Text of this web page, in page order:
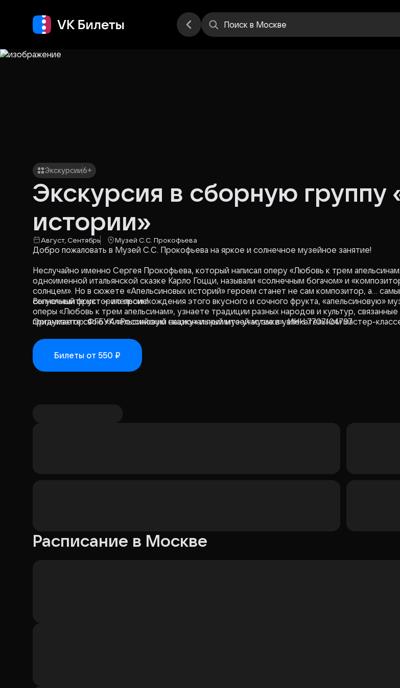
Поиск в Москве
Экскурсии6+
Экскурсия в сборную группу
истории»
Август, Сентябрь Музей С.C. Прокофьева
Добро пожаловать в Музей С.С. Прокофьева на яркое и солнечное музейное занятие!
Неслучайно именно Сергея Прокофьева, который написал оперу «Любовь к трем
одноименной итальянской сказке Карло Гоцци, называли «солнечным богачом» и
солнцем». Но в сюжете «Апельсиновых историй» героем станет не сам композитор, а…
солнечный фрукт — апельсин!
Вы услышите историю происхождения этого вкусного и сочного фрукта, «апельсиновую»
оперы «Любовь к трем апельсинам», узнаете традиции разных народов и культур, связанные
придумаете свою «Апельсиновую сказку» и примите участие в увлекательном мастер-
Организатор: ФГБУК «Российский национальный музей музыки», ИНН 7707104737
Билеты от 550 ₽
Расписание в Москве